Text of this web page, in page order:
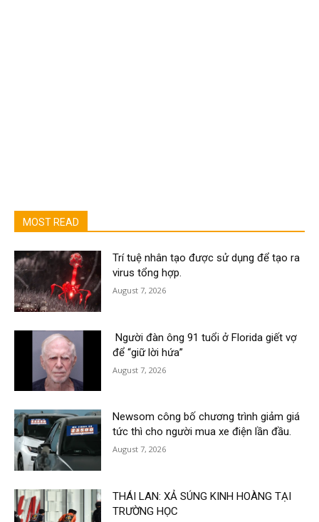
MOST READ
Trí tuệ nhân tạo được sử dụng để tạo ra
virus tổng hợp.
August 7, 2026
Người đàn ông 91 tuổi ở Florida giết vợ
để “giữ lời hứa”
August 7, 2026
Newsom công bố chương trình giảm giá
tức thì cho người mua xe điện lần đầu.
August 7, 2026
THÁI LAN: XẢ SÚNG KINH HOÀNG TẠI
TRƯỜNG HỌC